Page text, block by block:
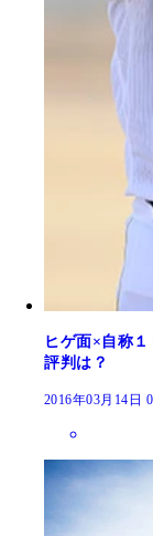
ヒゲ面×自称
評判は？
2016年03月14日